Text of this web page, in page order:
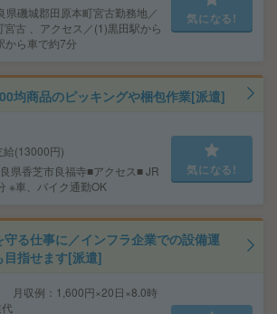
県磯城郡田原本町宮古勤務地／
古 、アクセス／(1)黒田駅から
から車で約7分
気になる!
均商品のピッキングや梱包作業[派遣]
給(13000円)
県香芝市良福寺■アクセス■ JR
※車、バイク通勤OK
気になる!
守る仕事に／インフラ企業での設備運
指せます[派遣]
月収例：1,600円×20日×8.0時